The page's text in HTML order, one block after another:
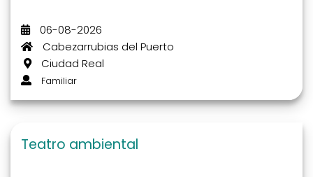
06-08-2026
Cabezarrubias del Puerto
Ciudad Real
Familiar
Teatro ambiental